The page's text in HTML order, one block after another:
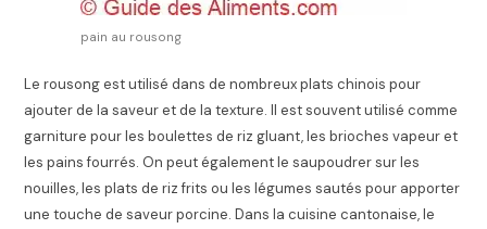
pain au rousong
Le rousong est utilisé dans de nombreux plats chinois pour
ajouter de la saveur et de la texture. Il est souvent utilisé comme
garniture pour les boulettes de riz gluant, les brioches vapeur et
les pains fourrés. On peut également le saupoudrer sur les
nouilles, les plats de riz frits ou les légumes sautés pour apporter
une touche de saveur porcine. Dans la cuisine cantonaise, le